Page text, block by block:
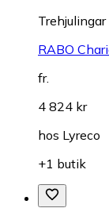
Trehjulingar
RABO
fr.
4 824 kr
hos Lyreco
+1 butik